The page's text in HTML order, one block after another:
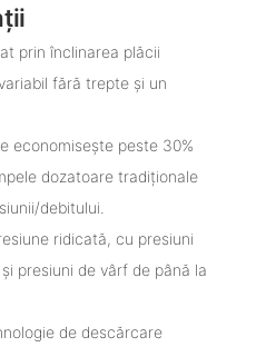
prin înclinarea plăcii
fără trepte și un
economisește peste 30%
dozatoare tradiționale
debitului.
ridicată, cu presiuni
presiuni de vârf de până la
de descărcare